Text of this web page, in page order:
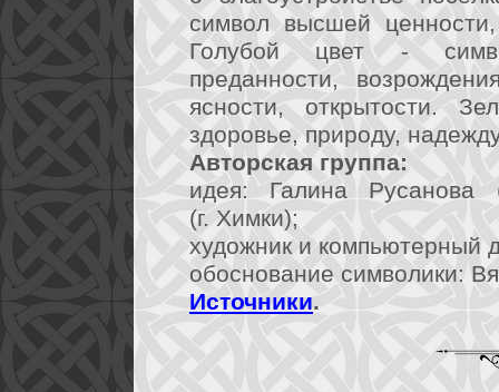
символ высшей
Голубой цвет -
преданности,
ясности, открытости.
здоровье, природу,
Авторская группа:
идея: Галина Русанова
(г. Химки);
художник и компьютерный
обоснование символики:
Источники.